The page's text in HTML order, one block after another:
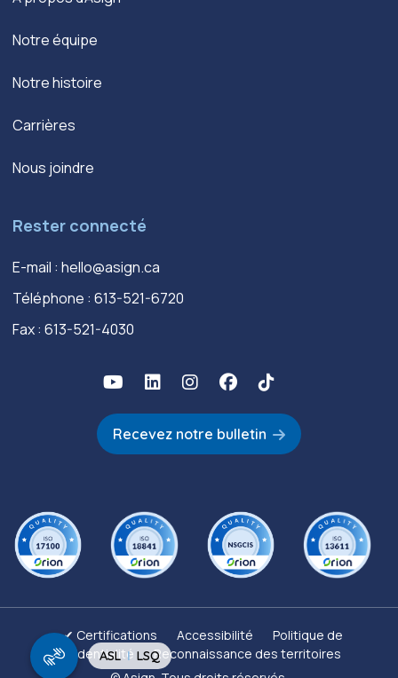
Notre équipe
Notre histoire
Carrières
Nous joindre
Rester connecté
E-mail :hello@asign.ca
Téléphone :613-521-6720
Fax : 613-521-4030
Recevez notre bulletin
✔ Certifications Accessibilité
Politique de
confidentialité
Reconnaissance des territoires
ASL| LSQ